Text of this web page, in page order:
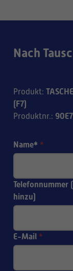
Nach
Produkt:
(F7)
Produktnr.:
Name* *
Telefonnummer
hinzu)
E-Mail *